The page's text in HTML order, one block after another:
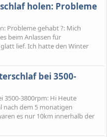
holen: Probleme
Probleme gehabt ?: Mich
beim Anlassen für
lief. Ich hatte den Winter
bei 3500-
3500-3800rpm: Hi Heute
nach dem 5 monatigen
es nur 10km innerhalb der